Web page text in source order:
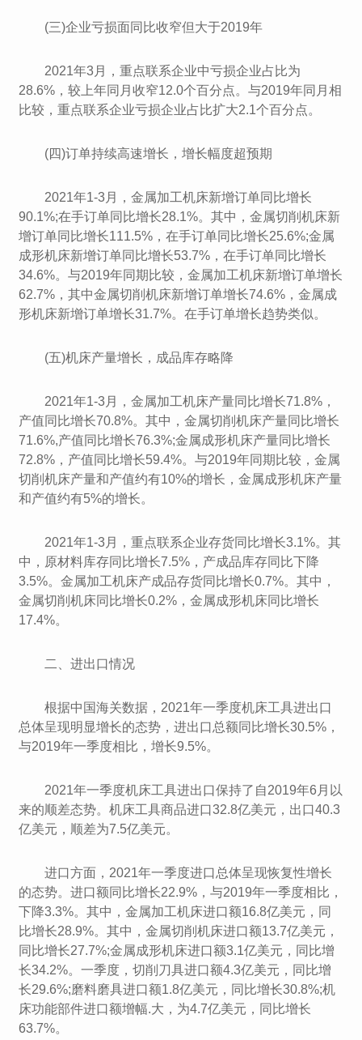
(三)企业亏损面同比收窄但大于2019年
2021年3月，重点联系企业中亏损企业占比为
28.6%，较上年同月收窄12.0个百分点。与2019年同月相
比较，重点联系企业亏损企业占比扩大2.1个百分点。
(四)订单持续高速增长，增长幅度超预期
2021年1-3月，金属加工机床新增订单同比增长
90.1%;在手订单同比增长28.1%。其中，金属切削机床新
增订单同比增长111.5%，在手订单同比增长25.6%;金属
成形机床新增订单同比增长53.7%，在手订单同比增长
34.6%。与2019年同期比较，金属加工机床新增订单增长
62.7%，其中金属切削机床新增订单增长74.6%，金属成
形机床新增订单增长31.7%。在手订单增长趋势类似。
(五)机床产量增长，成品库存略降
2021年1-3月，金属加工机床产量同比增长71.8%，
产值同比增长70.8%。其中，金属切削机床产量同比增长
71.6%,产值同比增长76.3%;金属成形机床产量同比增长
72.8%，产值同比增长59.4%。与2019年同期比较，金属
切削机床产量和产值约有10%的增长，金属成形机床产量
和产值约有5%的增长。
2021年1-3月，重点联系企业存货同比增长3.1%。其
中，原材料库存同比增长7.5%，产成品库存同比下降
3.5%。金属加工机床产成品存货同比增长0.7%。其中，
金属切削机床同比增长0.2%，金属成形机床同比增长
17.4%。
二、进出口情况
根据中国海关数据，2021年一季度机床工具进出口
总体呈现明显增长的态势，进出口总额同比增长30.5%，
与2019年一季度相比，增长9.5%。
2021年一季度机床工具进出口保持了自2019年6月以
来的顺差态势。机床工具商品进口32.8亿美元，出口40.3
亿美元，顺差为7.5亿美元。
进口方面，2021年一季度进口总体呈现恢复性增长
的态势。进口额同比增长22.9%，与2019年一季度相比，
下降3.3%。其中，金属加工机床进口额16.8亿美元，同
比增长28.9%。其中，金属切削机床进口额13.7亿美元，
同比增长27.7%;金属成形机床进口额3.1亿美元，同比增
长34.2%。一季度，切削刀具进口额4.3亿美元，同比增
长29.6%;磨料磨具进口额1.8亿美元，同比增长30.8%;机
床功能部件进口额增幅.大，为4.7亿美元，同比增长
63.7%。